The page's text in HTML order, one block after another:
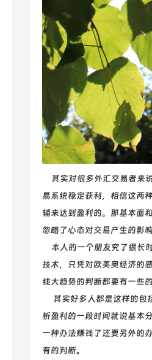
其实对很多外汇交易者来
易系统稳定获利，相信这两
辅来达到盈利的。那基本面
忽略了心态对交易产生的影响
本人的一个朋友究了很长
技术，只凭对欧美奥经济的
线大趋势的判断都要有一些
其实好多人都是这样的包
析盈利的一段时间就说基本
一种办法赚钱了还要另外的
有的判断。